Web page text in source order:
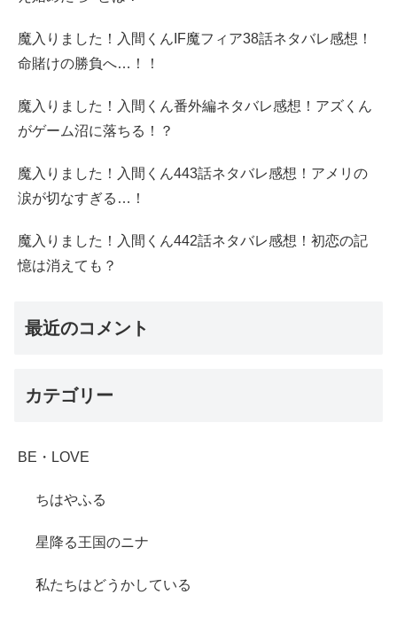
魔入りました！入間くんIF魔フィア38話ネタバレ感想！
命賭けの勝負へ…！！
魔入りました！入間くん番外編ネタバレ感想！アズくん
がゲーム沼に落ちる！？
魔入りました！入間くん443話ネタバレ感想！アメリの
涙が切なすぎる…！
魔入りました！入間くん442話ネタバレ感想！初恋の記
憶は消えても？
最近のコメント
カテゴリー
BE・LOVE
ちはやふる
星降る王国のニナ
私たちはどうかしている